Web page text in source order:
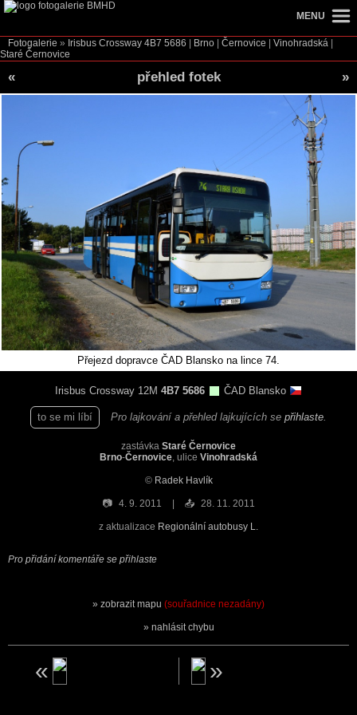
Fotogalerie » Irisbus Crossway 4B7 5686 Brno Černovice Vinohradská
Staré Černovice
« přehled fotek »
Přejezd dopravce ČAD Blansko na lince 74.
Irisbus Crossway 12M 4B7 5686 ČAD Blansko
to se mi líbí Pro lajkování a přehled lajkujících se přihlaste.
zastávka Staré Černovice
Brno-Černovice , ulice Vinohradská
© Radek Havlík
📷 4. 9. 2011 📤 28. 11. 2011
z aktualizace Regionální autobusy L.
Pro přidání komentáře se přihlaste
zobrazit mapu (souřadnice nezadány)
nahlásit chybu
MENU